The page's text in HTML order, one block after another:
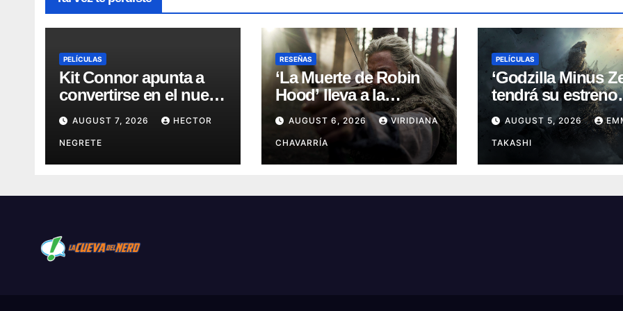
PELÍCULAS
Kit Connor apunta a
convertirse en el nuevo
Cyclops del Universo
Marvel
AUGUST 7, 2026 HECTOR
NEGRETE
RESEÑAS
‘La Muerte de Robin
Hood’ lleva a la
leyenda a su capítulo
más oscuro (Reseña)
AUGUST 6, 2026 VIRIDIANA
CHAVARRÍA
PELÍCULAS
‘Godzilla Minus
tendrá su estreno
mundial en el
de Cine de Nueva
AUGUST 5, 2026
TAKASHI